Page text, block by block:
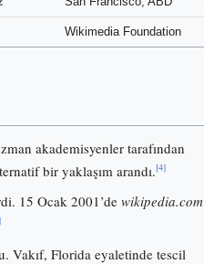
Wikimedia Foundation
akademisyenler tarafından
bir yaklaşım arandı.[4]
15 Ocak 2001’de wikipedia.com
Vakıf, Florida eyaletinde tescil